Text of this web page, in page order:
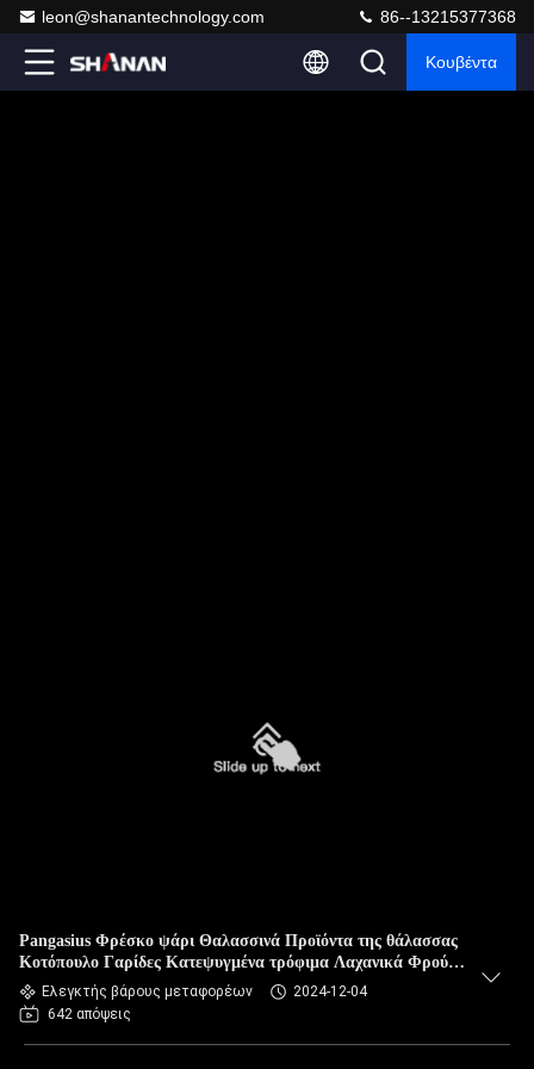
leon@shanantechnology.com 86--13215377368
Κουβέντα
Pangasius Φρέσκο ψάρι Θαλασσινά Προϊόντα της θάλασσας
Κοτόπουλο Γαρίδες Κατεψυγμένα τρόφιμα Λαχανικά Φρούτα
Πολλαπλό στάδιο ζύγισης Τροποποιητική μηχανή Check Wei
Ελεγκτής βάρους μεταφορέων
2024-12-04
642 απόψεις